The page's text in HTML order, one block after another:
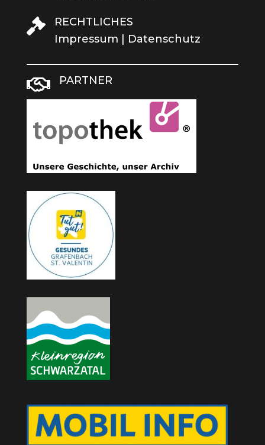

RECHTLICHES
Impressum
Datenschutz
 PARTNER